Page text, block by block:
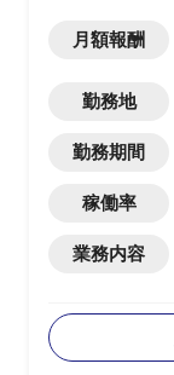
月額報酬
勤務地
勤務期間
稼働率
業務内容